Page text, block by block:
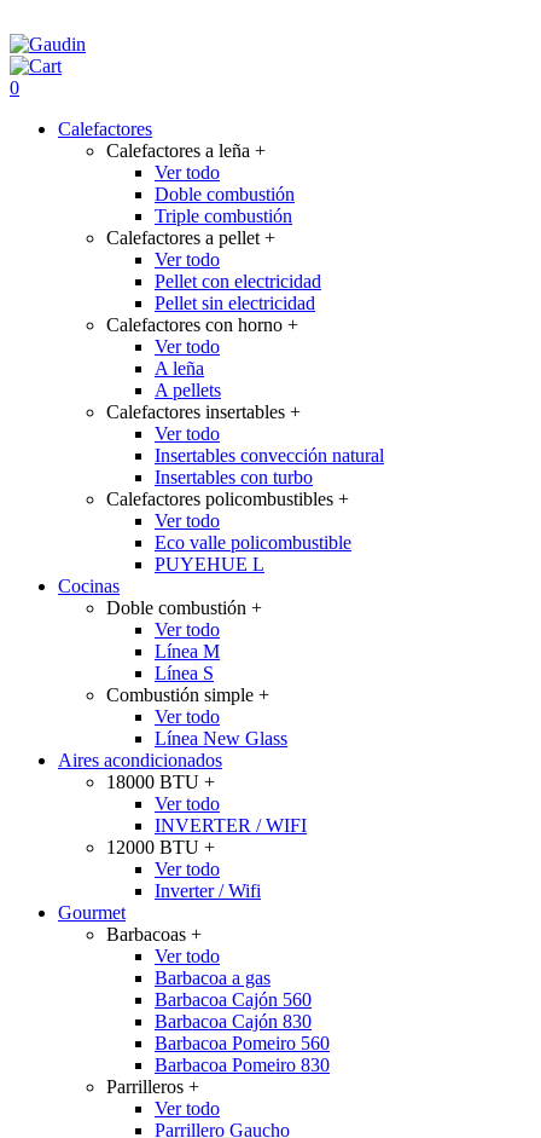
0
Calefactores
Calefactores a leña +
Ver todo
Doble combustión
Triple combustión
Calefactores a pellet +
Ver todo
Pellet con electricidad
Pellet sin electricidad
Calefactores con horno +
Ver todo
A leña
A pellets
Calefactores insertables +
Ver todo
Insertables convección natural
Insertables con turbo
Calefactores policombustibles +
Ver todo
Eco valle policombustible
PUYEHUE L
Cocinas
Doble combustión +
Ver todo
Línea M
Línea S
Combustión simple +
Ver todo
Línea New Glass
Aires acondicionados
18000 BTU +
Ver todo
INVERTER / WIFI
12000 BTU +
Ver todo
Inverter / Wifi
Gourmet
Barbacoas +
Ver todo
Barbacoa a gas
Barbacoa Cajón 560
Barbacoa Cajón 830
Barbacoa Pomeiro 560
Barbacoa Pomeiro 830
Parrilleros +
Ver todo
Parrillero Gaucho